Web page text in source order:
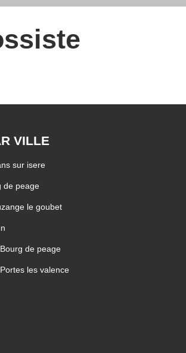
VILLE
sur isere
de peage
le goubet
de peage
les valence